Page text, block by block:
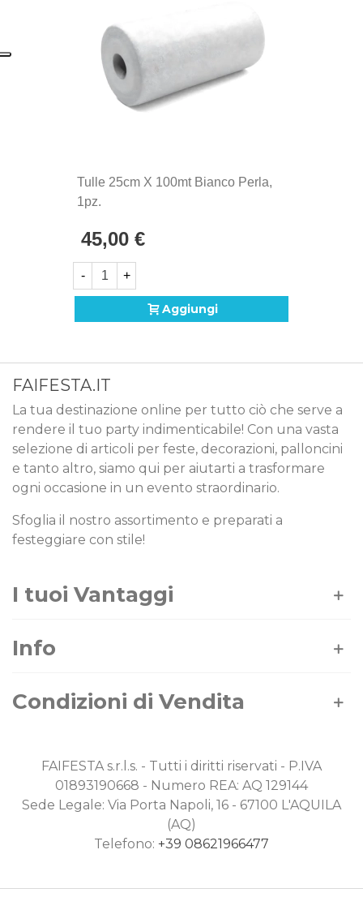
Tulle 25cm X 100mt Bianco Perla,
1pz.
45,00 €
- +
Aggiungi
FAIFESTA.IT
La tua destinazione online per tutto ciò che serve a
rendere il tuo party indimenticabile! Con una vasta
selezione di articoli per feste, decorazioni, palloncini
e tanto altro, siamo qui per aiutarti a trasformare
ogni occasione in un evento straordinario.
Sfoglia il nostro assortimento e preparati a
festeggiare con stile!
I tuoi Vantaggi
Info
Condizioni di Vendita
FAIFESTA s.r.l.s. - Tutti i diritti riservati - P.IVA
01893190668 - Numero REA: AQ 129144
Sede Legale: Via Porta Napoli, 16 - 67100 L'AQUILA
(AQ)
Telefono: +39 08621966477